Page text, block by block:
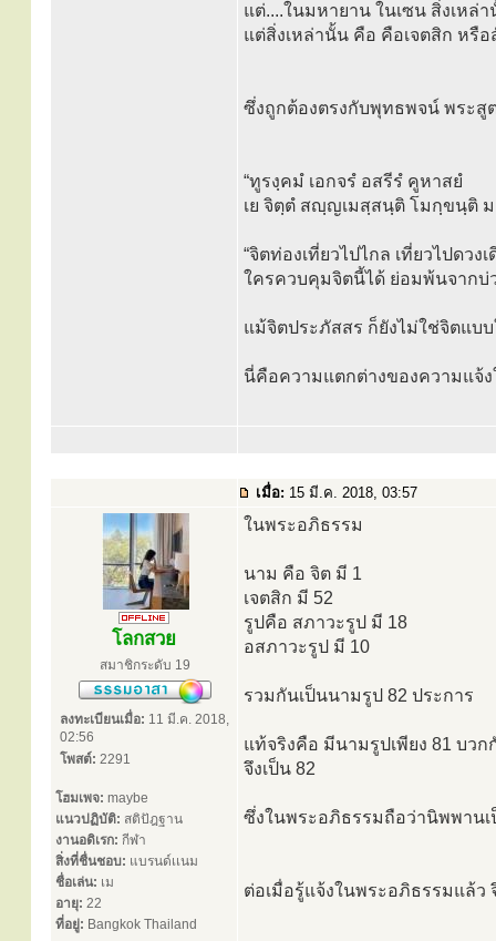
แต่....ในมหายาน ในเซน สิ่งเหล่
แต่สิ่งเหล่านั้น คือ คือเจตสิก หรื
ซึ่งถูกต้องตรงกับพุทธพจน์ พระสู
“ทูรงฺคมํ เอกจรํ อสรีรํ คูหาสยํ
เย จิตฺตํ สญฺญเมสฺสนฺติ โมกฺขนฺติ
“จิตท่องเที่ยวไปไกล เที่ยวไปดว
ใครควบคุมจิตนี้ได้ ย่อมพ้นจากบ่
แม้จิตประภัสสร ก็ยังไม่ใช่จิตแบ
นี่คือความแตกต่างของความแจ้
เมื่อ: 15 มี.ค. 2018, 03:57
โลกสวย
สมาชิกระดับ 19
ลงทะเบียนเมื่อ: 11 มี.ค. 2018,
02:56
โพสต์: 2291
โฮมเพจ: maybe
แนวปฏิบัติ: สติปัฎฐาน
งานอดิเรก: กีฬา
สิ่งที่ชื่นชอบ: แบรนด์เเนม
ชื่อเล่น: เม
อายุ: 22
ที่อยู่: Bangkok Thailand
ในพระอภิธรรม
นาม คือ จิต มี 1
เจตสิก มี 52
รูปคือ สภาวะรูป มี 18
อสภาวะรูป มี 10
รวมกันเป็นนามรูป 82 ประการ
แท้จริงคือ มีนามรูปเพียง 81 บว
จึงเป็น 82
ซึ่งในพระอภิธรรมถือว่านิพพาน
ต่อเมื่อรู้แจ้งในพระอภิธรรมแล้